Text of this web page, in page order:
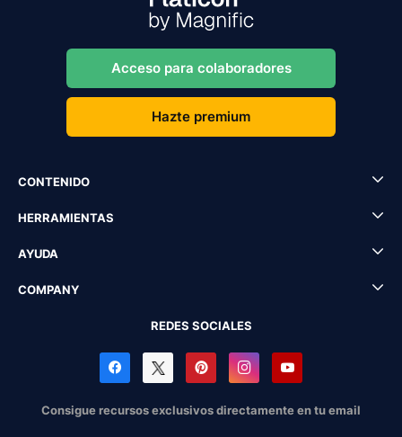
Acceso para colaboradores
Hazte premium
CONTENIDO
HERRAMIENTAS
AYUDA
COMPANY
REDES SOCIALES
Consigue recursos exclusivos directamente en tu email